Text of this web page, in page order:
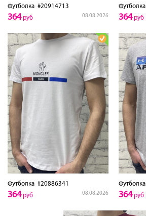
Футболка #20914713
08.08.2026
364руб
Футболка
364руб
Футболка #20886341
08.08.2026
364руб
Футболка
364руб